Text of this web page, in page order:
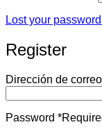
Lost your
Register
Dirección de
Password *